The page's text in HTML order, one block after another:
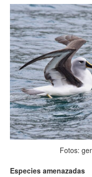
Fotos:
Especies amenazadas